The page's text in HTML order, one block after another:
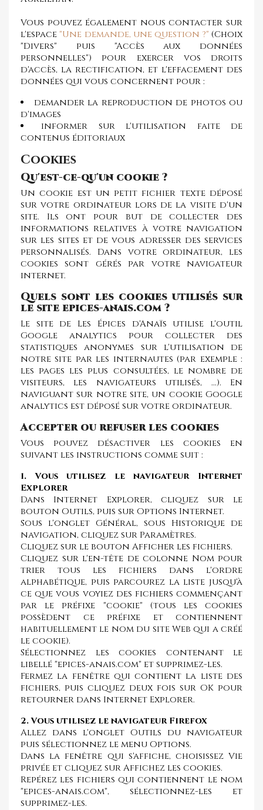
Vous pouvez également nous contacter sur
l'espace "Une demande, une question ?" (Choix
"Divers" puis "Accès aux données
personnelles") pour exercer vos droits
d'accès, la rectification, et l'effacement des
données qui vous concernent pour :
demander la reproduction de photos ou
d'images
informer sur l'utilisation faite de
contenus éditoriaux
Cookies
Qu'est-ce-qu'un cookie ?
Un cookie est un petit fichier texte déposé
sur votre ordinateur lors de la visite d'un
site. Ils ont pour but de collecter des
informations relatives à votre navigation
sur les sites et de vous adresser des services
personnalisés. Dans votre ordinateur, les
cookies sont gérés par votre navigateur
internet.
Quels sont les cookies utilisés sur
le site epices-anais.com ?
Le site de Les Épices d'Anaïs utilise l'outil
Google analytics pour collecter des
statistiques anonymes sur l'utilisation de
notre site par les internautes (par exemple :
les pages les plus consultées, le nombre de
visiteurs, les navigateurs utilisés, ...). En
naviguant sur notre site, un cookie Google
analytics est déposé sur votre ordinateur.
Accepter ou refuser les cookies
Vous pouvez désactiver les cookies en
suivant les instructions comme suit :
1. Vous utilisez le navigateur Internet
Explorer
Dans Internet Explorer, cliquez sur le
bouton Outils, puis sur Options Internet.
Sous l'onglet Général, sous Historique de
navigation, cliquez sur Paramètres.
Cliquez sur le bouton Afficher les fichiers.
Cliquez sur l'en-tête de colonne Nom pour
trier tous les fichiers dans l'ordre
alphabétique, puis parcourez la liste jusqu'à
ce que vous voyiez des fichiers commençant
par le préfixe "cookie" (tous les cookies
possèdent ce préfixe et contiennent
habituellement le nom du site Web qui a créé
le cookie).
Sélectionnez les cookies contenant le
libellé "epices-anais.com" et supprimez-les.
Fermez la fenêtre qui contient la liste des
fichiers, puis cliquez deux fois sur OK pour
retourner dans Internet Explorer.
2. Vous utilisez le navigateur Firefox
Allez dans l'onglet Outils du navigateur
puis sélectionnez le menu Options.
Dans la fenêtre qui s'affiche, choisissez Vie
privée et cliquez sur Affichez les cookies.
Repérez les fichiers qui contiennent le nom
"epices-anais.com", sélectionnez-les et
supprimez-les.